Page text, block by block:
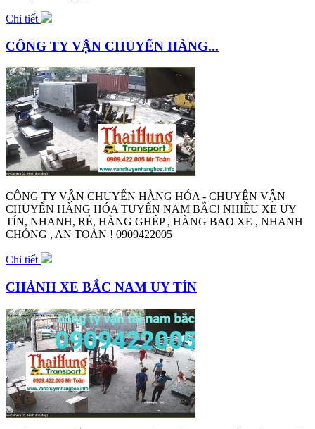
Chi tiết
CÔNG TY VẬN CHUYỂN HÀNG...
CÔNG TY VẬN CHUYỂN HÀNG HÓA - CHUYÊN VẬN
CHUYỂN HÀNG HÓA TUYẾN NAM BẮC! NHIỀU XE UY
TÍN, NHANH, RẺ, HÀNG GHÉP , HÀNG BAO XE , NHANH
CHÓNG , AN TOÀN ! 0909422005
Chi tiết
CHÀNH XE BẮC NAM UY TÍN